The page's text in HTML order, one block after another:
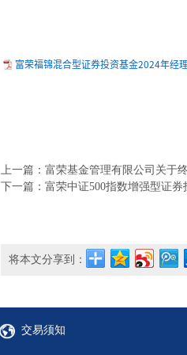
富荣福锦混合型证券投资基金2024年经
上一篇：富荣基金管理有限公司关于
下一篇：富荣中证500指数增强型证券
将本文分享到：
交易须知